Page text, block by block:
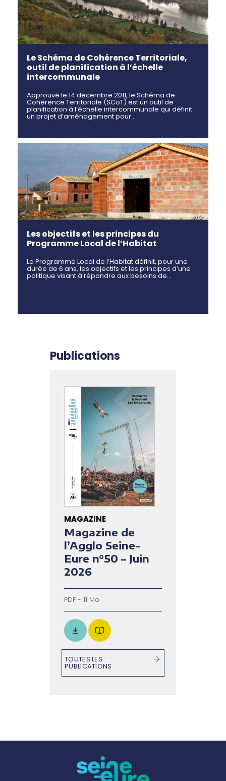
Le Schéma de Cohérence Territoriale,
outil de planification à l’échelle
intercommunale
Approuvé le 14 décembre 2011, le Schéma de
Cohérence Territoriale (SCoT) est un outil de
planification à l’échelle intercommunale qui définit
un projet d’aménagement pour…
Les objectifs et les principes du
Programme Local de l’Habitat
Le Programme Local de l’Habitat définit, pour une
durée de 6 ans, les objectifs et les principes d’une
politique visant à répondre aux besoins de…
Publications
MAGAZINE
Magazine de
l’Agglo Seine-
Eure n°50 – Juin
2026
PDF - 11 Mo
TOUTES LES
PUBLICATIONS